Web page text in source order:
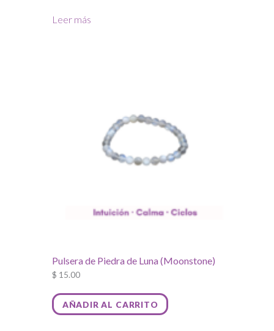
Leer más
Pulsera de Piedra de Luna (Moonstone)
$ 15.00
AÑADIR AL CARRITO